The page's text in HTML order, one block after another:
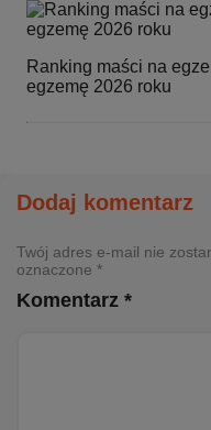
Ranking maści na
egzemę 2026 roku
Dodaj komentarz
Twój adres e-mail nie
oznaczone *
Komentarz *